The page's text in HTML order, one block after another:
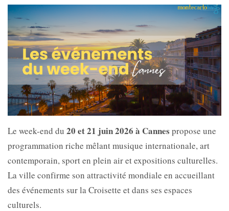
Le week-end du 20 et 21 juin 2026 à Cannes propose une
programmation riche mêlant musique internationale, art
contemporain, sport en plein air et expositions culturelles.
La ville confirme son attractivité mondiale en accueillant
des événements sur la Croisette et dans ses espaces
culturels.